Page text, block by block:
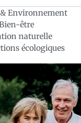
Environnement
être
naturelle
écologiques